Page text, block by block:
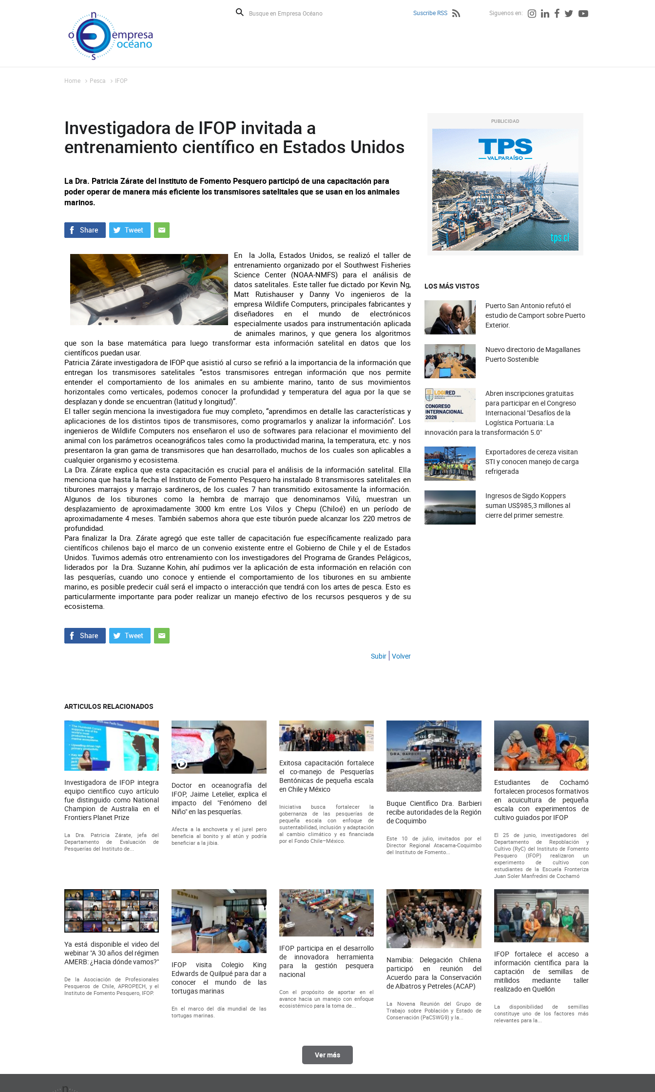
Suscribe RSS Siguenos en:
Home Pesca IFOP
Investigadora de IFOP invitada a
entrenamiento científico en Estados Unidos
La Dra. Patricia Zárate del Instituto de Fomento Pesquero participó de una capacitación para
poder operar de manera más eficiente los transmisores satelitales que se usan en los animales
marinos.
En la Jolla, Estados Unidos, se realizó el taller de
entrenamiento organizado por el Southwest Fisheries
Science Center (NOAA-NMFS) para el análisis de
datos satelitales. Este taller fue dictado por Kevin Ng,
Matt Rutishauser y Danny Vo ingenieros de la
empresa Wildlife Computers, principales fabricantes y
diseñadores en el mundo de electrónicos
especialmente usados para instrumentación aplicada
de animales marinos, y que genera los algoritmos
que son la base matemática para luego transformar esta información satelital en datos que los
científicos puedan usar.
Patricia Zárate investigadora de IFOP que asistió al curso se refirió a la importancia de la información que
entregan los transmisores satelitales “estos transmisores entregan información que nos permite
entender el comportamiento de los animales en su ambiente marino, tanto de sus movimientos
horizontales como verticales, podemos conocer la profundidad y temperatura del agua por la que se
desplazan y donde se encuentran (latitud y longitud)”.
El taller según menciona la investigadora fue muy completo, “aprendimos en detalle las características y
aplicaciones de los distintos tipos de transmisores, como programarlos y analizar la información”. Los
ingenieros de Wildlife Computers nos enseñaron el uso de softwares para relacionar el movimiento del
animal con los parámetros oceanográficos tales como la productividad marina, la temperatura, etc. y nos
presentaron la gran gama de transmisores que han desarrollado, muchos de los cuales son aplicables a
cualquier organismo y ecosistema.
La Dra. Zárate explica que esta capacitación es crucial para el análisis de la información satelital. Ella
menciona que hasta la fecha el Instituto de Fomento Pesquero ha instalado 8 transmisores satelitales en
tiburones marrajos y marrajo sardineros, de los cuales 7 han transmitido exitosamente la información.
Algunos de los tiburones como la hembra de marrajo que denominamos Vilú, muestran un
desplazamiento de aproximadamente 3000 km entre Los Vilos y Chepu (Chiloé) en un período de
aproximadamente 4 meses. También sabemos ahora que este tiburón puede alcanzar los 220 metros de
profundidad.
Para finalizar la Dra. Zárate agregó que este taller de capacitación fue específicamente realizado para
científicos chilenos bajo el marco de un convenio existente entre el Gobierno de Chile y el de Estados
Unidos. Tuvimos además otro entrenamiento con los investigadores del Programa de Grandes Pelágicos,
liderados por la Dra. Suzanne Kohin, ahí pudimos ver la aplicación de esta información en relación con
las pesquerías, cuando uno conoce y entiende el comportamiento de los tiburones en su ambiente
marino, es posible predecir cuál será el impacto o interacción que tendrá con los artes de pesca. Esto es
particularmente importante para poder realizar un manejo efectivo de los recursos pesqueros y de su
ecosistema.
Subir Volver
PUBLICIDAD
LOS MÁS VISTOS
Puerto San Antonio refutó el
estudio de Camport sobre Puerto
Exterior.
Nuevo directorio de Magallanes
Puerto Sostenible
Abren inscripciones gratuitas
para participar en el Congreso
Internacional "Desafíos de la
Logística Portuaria: La
innovación para la transformación 5.0"
Exportadores de cereza visitan
STI y conocen manejo de carga
refrigerada
Ingresos de Sigdo Koppers
suman US$985,3 millones al
cierre del primer semestre.
ARTICULOS RELACIONADOS
Investigadora de IFOP integra
equipo científico cuyo artículo
fue distinguido como National
Champion de Australia en el
Frontiers Planet Prize
La Dra. Patricia Zárate, jefa del
Departamento de Evaluación de
Pesquerías del Instituto de...
Doctor en oceanografía del
IFOP, Jaime Letelier, explica el
impacto del "Fenómeno del
Niño" en las pesquerías.
Afecta a la anchoveta y el jurel pero
beneficia al bonito y al atún y podría
beneficiar a la jibia.
Exitosa capacitación fortalece
el co-manejo de Pesquerías
Bentónicas de pequeña escala
en Chile y México
Iniciativa busca fortalecer la
gobernanza de las pesquerías de
pequeña escala con enfoque de
sustentabilidad, inclusión y adaptación
al cambio climático y es financiada
por el Fondo Chile–México.
Buque Científico Dra. Barbieri
recibe autoridades de la Región
de Coquimbo
Este 10 de julio, invitados por el
Director Regional Atacama-Coquimbo
del Instituto de Fomento...
Estudiantes de Cochamó
fortalecen procesos formativos
en acuicultura de pequeña
escala con experimentos de
cultivo guiados por IFOP
El 25 de junio, investigadores del
Departamento de Repoblación y
Cultivo (RyC) del Instituto de Fomento
Pesquero (IFOP) realizaron un
experimento de cultivo con
estudiantes de la Escuela Fronteriza
Juan Soler Manfredini de Cochamó
Ya está disponible el video del
webinar "A 30 años del régimen
AMERB: ¿Hacia dónde vamos?"
De la Asociación de Profesionales
Pesqueros de Chile, APROPECH, y el
Instituto de Fomento Pesquero, IFOP.
IFOP visita Colegio King
Edwards de Quilpué para dar a
conocer el mundo de las
tortugas marinas
En el marco del día mundial de las
tortugas marinas.
IFOP participa en el desarrollo
de innovadora herramienta
para la gestión pesquera
nacional
Con el propósito de aportar en el
avance hacia un manejo con enfoque
ecosistémico para la toma de...
Namibia: Delegación Chilena
participó en reunión del
Acuerdo para la Conservación
de Albatros y Petreles (ACAP)
La Novena Reunión del Grupo de
Trabajo sobre Población y Estado de
Conservación (PaCSWG9) y la...
IFOP fortalece el acceso a
información científica para la
captación de semillas de
mitílidos mediante taller
realizado en Quellón
La disponibilidad de semillas
constituye uno de los factores más
relevantes para la...
Ver más